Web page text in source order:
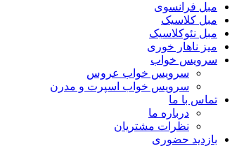
مبل فرانسوی
مبل کلاسیک
مبل نئوکلاسیک
میز ناهار خوری
سرویس خواب
سرویس خواب عروس
سرویس خواب اسپرت و مدرن
تماس با ما
درباره ما
نظرات مشتریان
بازدید حضوری